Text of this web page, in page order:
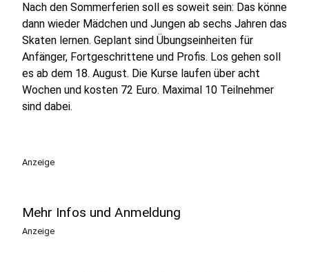
Nach den Sommerferien soll es soweit sein: Das könne
dann wieder Mädchen und Jungen ab sechs Jahren das
Skaten lernen. Geplant sind Übungseinheiten für
Anfänger, Fortgeschrittene und Profis. Los gehen soll
es ab dem 18. August. Die Kurse laufen über acht
Wochen und kosten 72 Euro. Maximal 10 Teilnehmer
sind dabei.
Anzeige
Mehr Infos und Anmeldung
Anzeige